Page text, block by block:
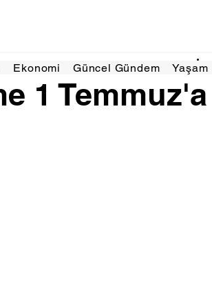
Ekonomi Güncel Gündem Yaşam
1 Temmuz'a